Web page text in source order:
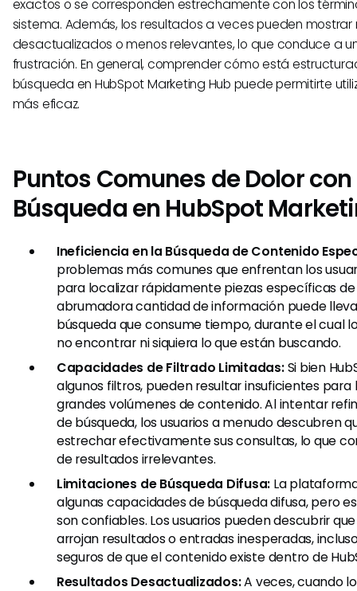
exactos o se corresponden estrechamente con los
sistema. Además, los resultados a veces pueden
desactualizados o menos relevantes, lo que conduce a
frustración. En general, comprender cómo está
búsqueda en HubSpot Marketing Hub puede permitirte
más eficaz.
Puntos Comunes de Dolor
Búsqueda en HubSpot
Ineficiencia en la Búsqueda de Contenido
problemas más comunes que enfrentan los
para localizar rápidamente piezas específicas
abrumadora cantidad de información puede
búsqueda que consume tiempo, durante el cual
no encontrar ni siquiera lo que están buscando.
Capacidades de Filtrado Limitadas:Si bien
algunos filtros, pueden resultar insuficientes para
grandes volúmenes de contenido. Al intentar
de búsqueda, los usuarios a menudo descubren
estrechar efectivamente sus consultas, lo que
de resultados irrelevantes.
Limitaciones de Búsqueda Difusa: La
algunas capacidades de búsqueda difusa, pero
son confiables. Los usuarios pueden descubrir
arrojan resultados o entradas inesperadas,
seguros de que el contenido existe dentro de
Resultados Desactualizados:A veces, cuando